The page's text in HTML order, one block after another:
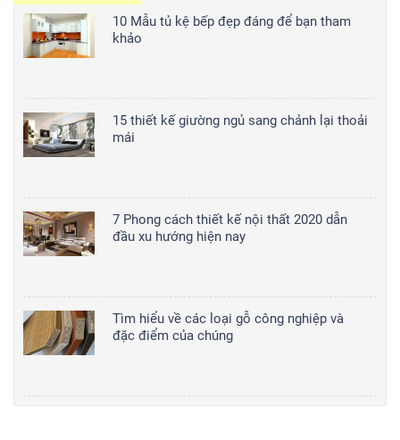
10 Mẫu tủ kệ bếp đẹp đáng để bạn tham
khảo
15 thiết kế giường ngủ sang chảnh lại thoải
mái
7 Phong cách thiết kế nội thất 2020 dẫn
đầu xu hướng hiện nay
Tìm hiểu về các loại gỗ công nghiệp và
đặc điểm của chúng